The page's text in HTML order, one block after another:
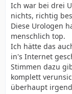
Ich war bei drei
nichts, richtig
Diese Urologen
menschlich top.
Ich hätte das
in's Internet
Stimmen dazu
komplett
überhaupt